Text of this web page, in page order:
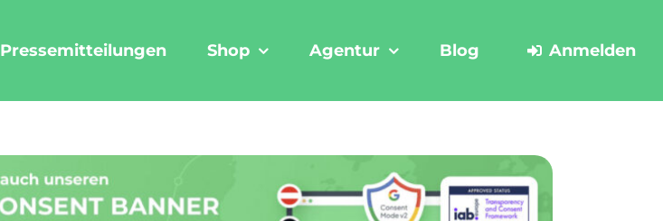
Pressemitteilungen Shop Agentur Blog Anmelden